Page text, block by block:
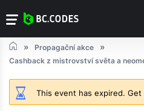
Propagační akce
Cashback z mistrovství světa a
This event has expired. Get